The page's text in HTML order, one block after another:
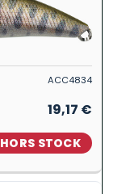
ACC4834
19,17 €
HORS STOCK